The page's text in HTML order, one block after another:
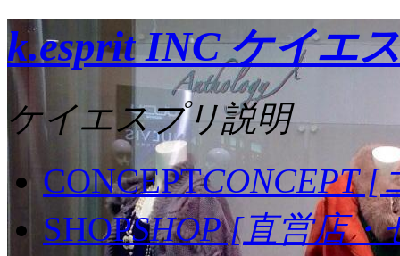
k.esprit INC ケイエ
ケイエスプリ説明
CONCEPTCONCEPT
SHOPSHOP [直営店